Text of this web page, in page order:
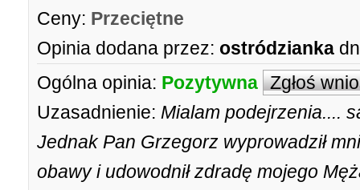
Ceny: Przeciętne
Opinia dodana przez: ostródzianka
Ogólna opinia: Pozytywna Zgłoś
Uzasadnienie: Mialam podejrzenia....
Jednak Pan Grzegorz wyprowadził
obawy i udowodnił zdradę mojego